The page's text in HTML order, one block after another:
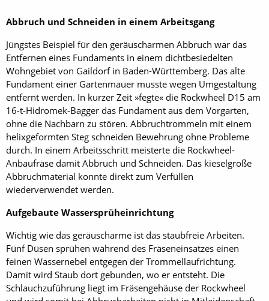
Abbruch und Schneiden in einem Arbeitsgang
Jüngstes Beispiel für den geräuscharmen Abbruch war das
Entfernen eines Fundaments in einem dichtbesiedelten
Wohngebiet von Gaildorf in Baden-Württemberg. Das alte
Fundament einer Gartenmauer musste wegen Umgestaltung
entfernt werden. In kurzer Zeit »fegte« die Rock­wheel D15 am
16-t-Hidromek-Bagger das Fundament aus dem Vorgarten,
ohne die Nachbarn zu stören. Abbruchtrommeln mit einem
helixgeformten Steg schneiden Bewehrung ohne Probleme
durch. In einem Arbeitsschritt meisterte die Rock­wheel-
Anbaufräse damit Abbruch und Schneiden. Das kieselgroße
Abbruchmaterial konnte direkt zum Verfüllen
wiederverwendet werden.
Aufgebaute Wassersprüheinrichtung
Wichtig wie das geräuscharme ist das staubfreie Arbeiten.
Fünf Düsen sprühen während des Fräseneinsatzes einen
feinen Wassernebel entgegen der Trommellaufrichtung.
Damit wird Staub dort gebunden, wo er entsteht. Die
Schlauchzuführung liegt im Fräsengehäuse der Rock­wheel